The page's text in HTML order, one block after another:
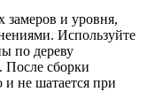
замеров и уровня,
Используйте
по дереву
После сборки
и не шатается при